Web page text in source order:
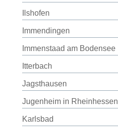
Ilshofen
Immendingen
Immenstaad am Bodensee
Itterbach
Jagsthausen
Jugenheim in Rheinhessen
Karlsbad